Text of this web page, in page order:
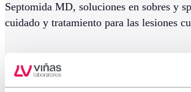
Septomida MD, soluciones en sobres y
cuidado y tratamiento para las lesiones